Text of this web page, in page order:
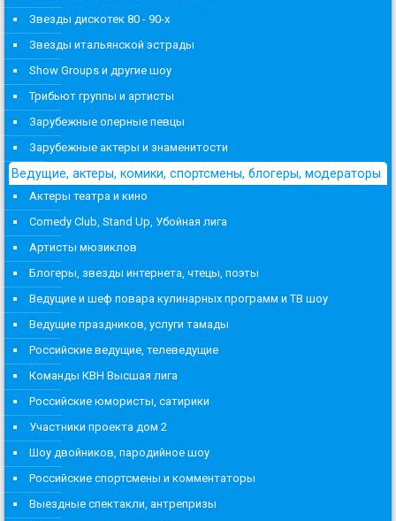
Звезды дискотек 80 - 90-х
Звезды итальянской эстрады
Show Groups и другие шоу
Трибьют группы и артисты
Зарубежные оперные певцы
Зарубежные актеры и знаменитости
Ведущие, актеры, комики, спортсмены, блогеры, модераторы
Актеры театра и кино
Comedy Club, Stand Up, Убойная лига
Артисты мюзиклов
Блогеры, звезды интернета, чтецы, поэты
Ведущие и шеф повара кулинарных программ и ТВ шоу
Ведущие праздников, услуги тамады
Российские ведущие, телеведущие
Команды КВН Высшая лига
Российские юмористы, сатирики
Участники проекта дом 2
Шоу двойников, пародийное шоу
Российские спортсмены и комментаторы
Выездные спектакли, антрепризы